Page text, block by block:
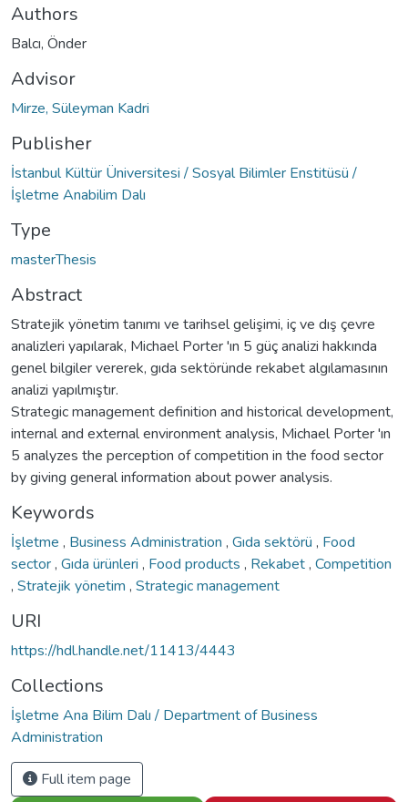
Authors
Balcı, Önder
Advisor
Mirze, Süleyman Kadri
Publisher
İstanbul Kültür Üniversitesi / Sosyal Bilimler Enstitüsü /
İşletme Anabilim Dalı
Type
masterThesis
Abstract
Stratejik yönetim tanımı ve tarihsel gelişimi, iç ve dış çevre
analizleri yapılarak, Michael Porter 'ın 5 güç analizi hakkında
genel bilgiler vererek, gıda sektöründe rekabet algılamasının
analizi yapılmıştır.
Strategic management definition and historical development,
internal and external environment analysis, Michael Porter 'ın
5 analyzes the perception of competition in the food sector
by giving general information about power analysis.
Keywords
İşletme , Business Administration , Gıda sektörü , Food
sector, Gıda ürünleri , Food products , Rekabet, Competition
, Stratejik yönetim , Strategic management
URI
https://hdl.handle.net/11413/4443
Collections
İşletme Ana Bilim Dalı / Department of Business
Administration
Full item page